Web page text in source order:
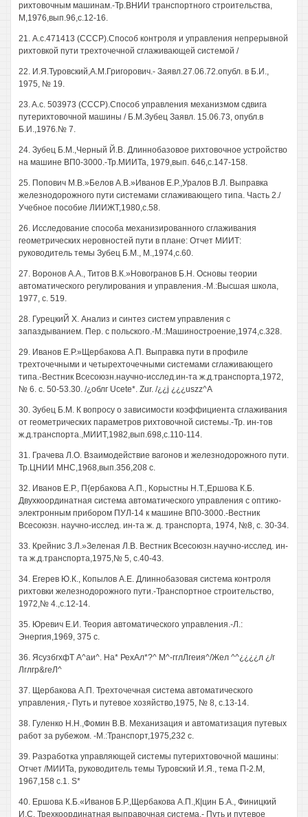
рихтовочным машинам.-Тр.ВНИИ транспортного строительства,
М,1976,вып.96,с.12-16.
21. А.с.471413 (СССР).Способ контроля и управления непрерывной
рихтовкой пути трехточечной сглаживающей системой /
22. И.Я.Туровский,A.M.Григорович.- Заявл.27.06.72.опубл. в Б.И.,
1975, № 19.
23. A.c. 503973 (СССР).Способ управления механизмом сдвига
путерихтовочной машины / Б.М.Зубец Заявл. 15.06.73, опубл.в
Б.И.,1976.№ 7.
24. Зубец Б.М.,Черный Й.В. Длиннобазовое рихтовочное устройство
на машине ВП0-3000.-Тр.МИИТа, 1979,вып. 646,с.147-158.
25. Попович М.В.»Белов A.B.»Иванов Е.Р.,Уралов В.Л. Выправка
железнодорожного пути системами сглаживающего типа. Часть 2./
Учебное пособие ЛИИЖТ,1980,с.58.
26. Исследование способа механизированного сглаживания
геометрических неровностей пути в плане: Отчет МИИТ:
руководитель темы Зубец Б.М., М.,1974,с.60.
27. Воронов A.A., Титов В.К.»Новогранов Б.Н. Основы теории
автоматического регулирования и управления.-М.:Высшая школа,
1977, с. 519.
28. ГурецкиЙ X. Анализ и синтез систем управления с
запаздыванием. Пер. с польского.-М.:Машиностроение,1974,с.328.
29. Иванов Е.Р.»Щербакова А.П. Выправка пути в профиле
трехточечными и четырехточечными системами сглаживающего
типа.-Вестник Всесоюзн.научно-исслед.ин-та ж.д.транспорта,1972,
№ 6. с. 50-53.30. /¿облг Ucete*. Zur. /¿¿j ¿¿¿uszz^A
30. Зубец Б.М. К вопросу о зависимости коэффициента сглаживания
от геометрических параметров рихтовочной системы.-Тр. ин-тов
ж.д.транспорта.,МИИТ,1982,вып.698,с.110-114.
31. Грачева Л.О. Взаимодействие вагонов и железнодорожного пути.
Тр.ЦНИИ МНС,1968,вып.356,208 с.
32. Иванов Е.Р., П{ербакова А.П., Корыстны Н.Т.,Ершова К.Б.
Двухкоординатная система автоматического управления с оптико-
электронным прибором ПУЛ-14 к машине ВП0-3000.-Вестник
Всесоюзн. научно-исслед. ин-та ж. д. транспорта, 1974, №8, с. 30-34.
33. Крейнис 3.Л.»Зеленая Л.В. Вестник Всесоюзн.научно-исслед. ин-
та ж.д.транспорта,1975,№ 5, с.40-43.
34. Егерев Ю.К., Копылов А.Е. Длиннобазовая система контроля
рихтовки железнодорожного пути.-Транспортное строительство,
1972,№ 4.,с.12-14.
35. Юревич Е.И. Теория автоматического управления.-Л.:
Энергия,1969, 375 с.
36. ЯсузбгхфТ А^аи^. На* РехАл*?^ М^-гглЛгеия^/Жел ^^¿¿¿¿л ¿/г
Лглгр&геЛ^
37. Щербакова А.П. Трехточечная система автоматического
управления,- Путь и путевое хозяйство,1975, № 8, с.13-14.
38. Гуленко Н.Н.,Фомин В.В. Механизация и автоматизация путевых
работ за рубежом. -М.:Транспорт,1975,232 с.
39. Разработка управляющей системы путерихтовочной машины:
Отчет /МИИТа, руководитель темы Туровский И.Я., тема П-2.М,
1967,158 с.1. S*
40. Ершова К.Б.«Иванов Б.Р.,Щербакова А.П.,К|цин Б.А., Финицкий
И.С. Трехкоординатная выправочная система.- Путь и путевое